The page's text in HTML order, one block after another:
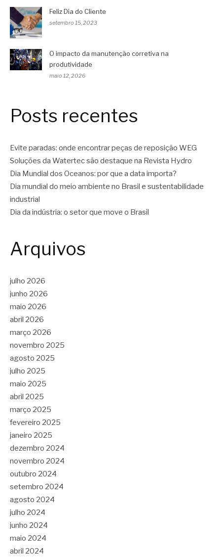
Feliz Dia do Cliente
setembro 15, 2023
O impacto da manutenção corretiva na
produtividade
maio 12, 2026
Posts recentes
Evite paradas: onde encontrar peças de reposição WEG
Soluções da Watertec são destaque na Revista Hydro
Dia Mundial dos Oceanos: por que a data importa?
Dia mundial do meio ambiente no Brasil e sustentabilidade
industrial
Dia da indústria: o setor que move o Brasil
Arquivos
julho 2026
junho 2026
maio 2026
abril 2026
março 2026
novembro 2025
agosto 2025
julho 2025
maio 2025
abril 2025
março 2025
fevereiro 2025
janeiro 2025
dezembro 2024
novembro 2024
outubro 2024
setembro 2024
agosto 2024
julho 2024
junho 2024
maio 2024
abril 2024